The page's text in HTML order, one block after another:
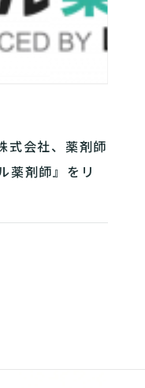
式会社、薬剤師
薬剤師』をリ